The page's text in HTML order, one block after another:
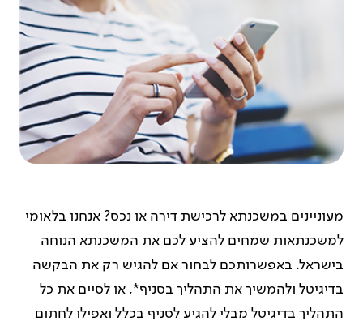
מעוניינים במשכנתא לרכישת דירה או נכס? אנחנו בלאומי
למשכנתאות שמחים להציע לכם את המשכנתא הנוחה
בישראל. באפשרותכם לבחור אם להגיש רק את הבקשה
בדיגיטל ולהמשיך את התהליך בסניף*, או לסיים את כל
התהליך בדיגיטל מבלי להגיע לסניף בכלל ואפילו לחתום